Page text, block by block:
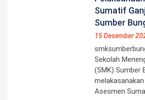
Sumatif
Sumber
15 Desember
Sekolah
(SMK) Sumber
Asesmen